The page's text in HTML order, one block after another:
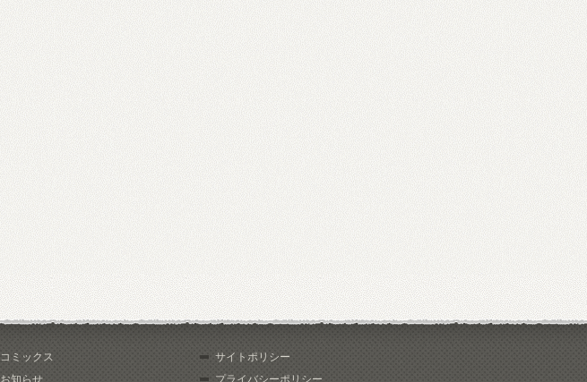
コミックス
お知らせ
サイトポリシー
プライバシーポリシー